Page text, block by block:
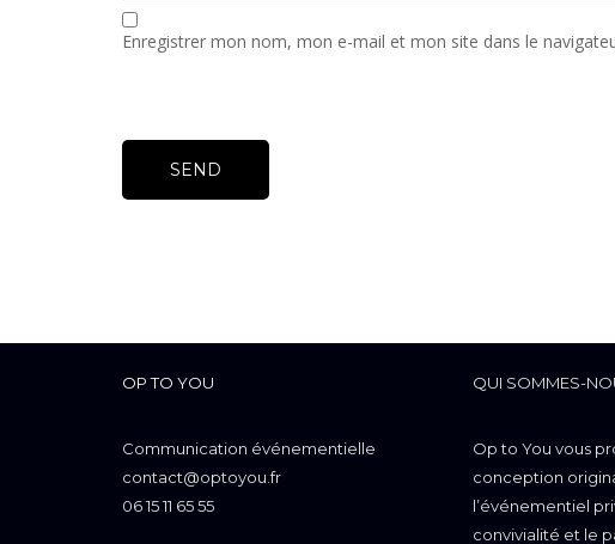
Enregistrer mon nom, mon e-mail et mon site dans le
OP TO YOU
Communication événementielle
contact@optoyou.fr
06 15 11 65 55
QUI SOMMES-
Op to You vous
conception
l’événementiel
convivialité et le